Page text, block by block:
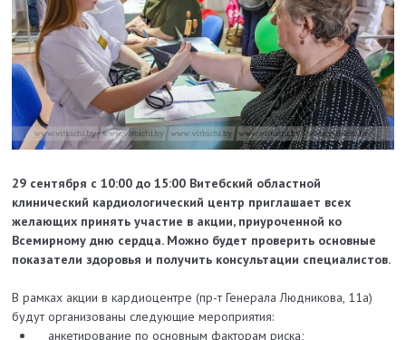
29 сентября с 10:00 до 15:00 Витебский областной
клинический кардиологический центр приглашает всех
желающих принять участие в акции, приуроченной ко
Всемирному дню сердца. Можно будет проверить основные
показатели здоровья и получить консультации специалистов.
В рамках акции в кардиоцентре (пр-т Генерала Людникова, 11а)
будут организованы следующие мероприятия:
анкетирование по основным факторам риска;